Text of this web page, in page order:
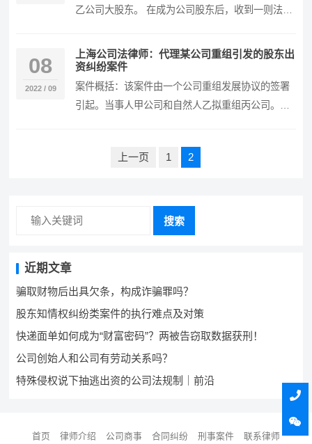
乙公司大股东。 在成为公司股东后，收到一则法院
务…
08
2022 / 09
上海公司法律师：代理某公司重组引发的股东出
资纠纷案件
案件概括：该案件由一个公司重组发展协议的签署
引起。当事人甲公司和自然人乙拟重组丙公司。重
上一页 1 2
搜索
近期文章
骗取财物后出具欠条，构成诈骗罪吗？
股东知情权纠纷类案件的执行难点及对策
快递面单如何成为“财富密码”？两被告窃取数据获刑！
公司创始人和公司有劳动关系吗？
特殊侵权说下抽逃出资的公司法规制｜前沿
首页 律师介绍 公司商事 合同纠纷 刑事案件 联系律师